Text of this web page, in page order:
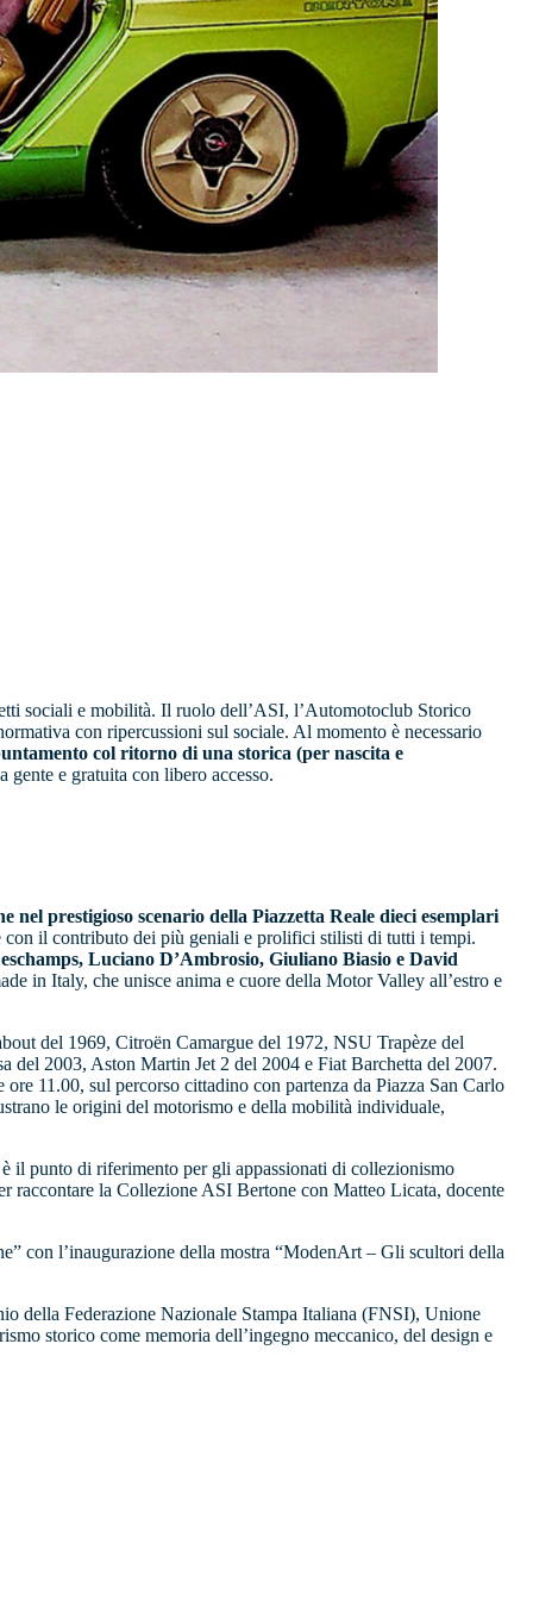
sociali e mobilità. Il ruolo dell’ASI, l’Automotoclub Storico
con ripercussioni sul sociale. Al momento è necessario
col ritorno di una storica (per nascita e
e gratuita con libero accesso.
nel prestigioso scenario della Piazzetta Reale dieci esemplari
con il contributo dei più geniali e prolifici stilisti di tutti i tempi.
Luciano D’Ambrosio, Giuliano Biasio e David
in Italy, che unisce anima e cuore della Motor Valley all’estro e
del 1969, Citroën Camargue del 1972, NSU Trapèze del
2003, Aston Martin Jet 2 del 2004 e Fiat Barchetta del 2007.
11.00, sul percorso cittadino con partenza da Piazza San Carlo
le origini del motorismo e della mobilità individuale,
il punto di riferimento per gli appassionati di collezionismo
raccontare la Collezione ASI Bertone con Matteo Licata, docente
con l’inaugurazione della mostra “ModenArt – Gli scultori della
della Federazione Nazionale Stampa Italiana (FNSI), Unione
storico come memoria dell’ingegno meccanico, del design e